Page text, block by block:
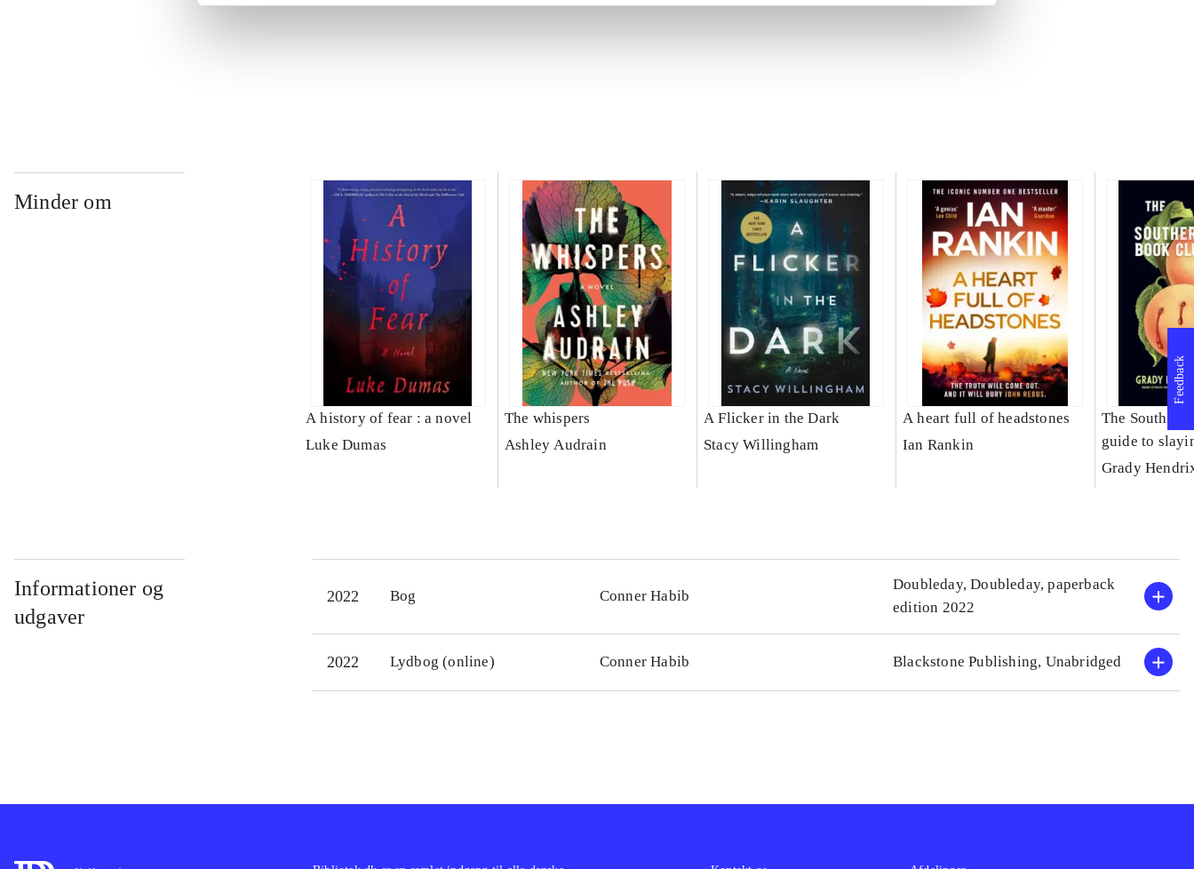
...
Minder om
A history of fear : a novel
Luke Dumas
The whispers
Ashley Audrain
A Flicker in the Dark
Stacy Willingham
A heart full of headstones
Ian Rankin
The Southern
guide to
Grady
Informationer og
udgaver
2022 Bog Conner Habib
Doubleday, Doubleday, paperback
edition 2022
2022 Lydbog (online) Conner Habib Blackstone Publishing, Unabridged
Feedback